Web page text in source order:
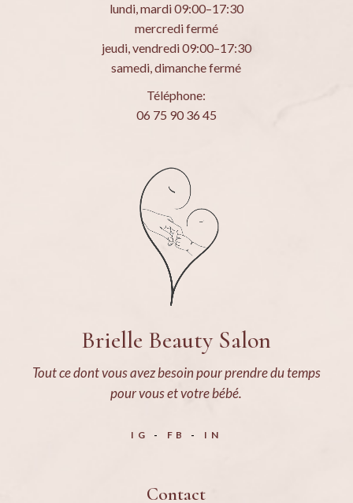
lundi, mardi 09:00–17:30
mercredi fermé
jeudi, vendredi 09:00–17:30
samedi, dimanche fermé
Téléphone:
06 75 90 36 45
Brielle Beauty Salon
Tout ce dont vous avez besoin pour prendre du temps
pour vous et votre bébé.
IG FB IN
Contact